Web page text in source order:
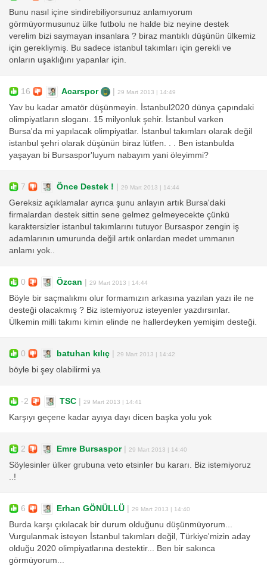
Bunu nasıl içine sindirebiliyorsunuz anlamıyorum
görmüyormusunuz ülke futbolu ne halde biz neyine destek
verelim bizi saymayan insanlara ? biraz mantıklı düşünün ülkemiz
için gerekliymiş. Bu sadece istanbul takımları için gerekli ve
onların uşaklığını yapanlar için.
16 Acarspor | 29 Mart 2013 | 14:49
Yav bu kadar amatör düşünmeyin. İstanbul2020 dünya çapındaki
olimpiyatların sloganı. 15 milyonluk şehir. İstanbul varken
Bursa'da mi yapılacak olimpiyatlar. İstanbul takımları olarak değil
istanbul şehri olarak düşünün biraz lütfen. . . Ben istanbulda
yaşayan bi Bursaspor'luyum nabayım yani öleyimmi?
7 Önce Destek ! | 29 Mart 2013 | 14:44
Gereksiz açıklamalar ayrıca şunu anlayın artık Bursa'daki
firmalardan destek sittin sene gelmez gelmeyecekte çünkü
karaktersizler istanbul takımlarını tutuyor Bursaspor zengin iş
adamlarının umurunda değil artık onlardan medet ummanın
anlamı yok..
0 Özcan | 29 Mart 2013 | 14:44
Böyle bir saçmalıkmı olur formamızın arkasına yazılan yazı ile ne
desteği olacakmış ? Biz istemiyoruz isteyenler yazdırsınlar.
Ülkemin milli takımı kimin elinde ne hallerdeyken yemişim desteği.
0 batuhan kılıç | 29 Mart 2013 | 14:42
böyle bi şey olabilirmi ya
-2 TSC | 29 Mart 2013 | 14:41
Karşıyı geçene kadar ayıya dayı dicen başka yolu yok
2 Emre Bursaspor| 29 Mart 2013 | 14:40
Söylesinler ülker grubuna veto etsinler bu kararı. Biz istemiyoruz
..!
6 Erhan GÖNÜLLÜ | 29 Mart 2013 | 14:40
Burda karşı çıkılacak bir durum olduğunu düşünmüyorum...
Vurgulanmak isteyen İstanbul takımları değil, Türkiye'mizin aday
olduğu 2020 olimpiyatlarına destektir... Ben bir sakınca
görmüyorum...